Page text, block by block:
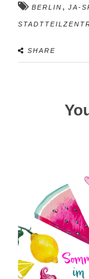
BERLIN , JA-
SHARE